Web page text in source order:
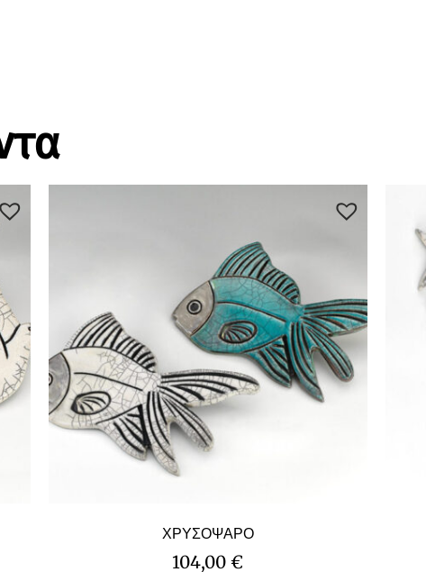
ΧΡΥΣΟΨΑΡΟ
104,00€